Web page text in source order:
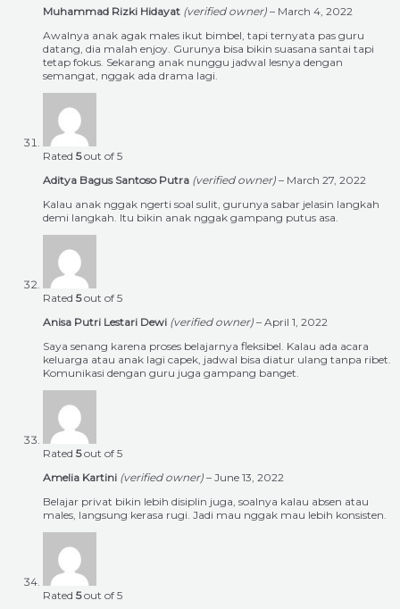
Muhammad Rizki Hidayat (verified owner) – March 4, 2022
Awalnya anak agak males ikut bimbel, tapi ternyata pas guru
datang, dia malah enjoy. Gurunya bisa bikin suasana santai tapi
tetap fokus. Sekarang anak nunggu jadwal lesnya dengan
semangat, nggak ada drama lagi.
Rated 5out of 5
Aditya Bagus Santoso Putra (verified owner) – March 27, 2022
Kalau anak nggak ngerti soal sulit, gurunya sabar jelasin langkah
demi langkah. Itu bikin anak nggak gampang putus asa.
Rated 5out of 5
Anisa Putri Lestari Dewi (verified owner) – April 1, 2022
Saya senang karena proses belajarnya fleksibel. Kalau ada acara
keluarga atau anak lagi capek, jadwal bisa diatur ulang tanpa ribet.
Komunikasi dengan guru juga gampang banget.
Rated 5out of 5
Amelia Kartini (verified owner) – June 13, 2022
Belajar privat bikin lebih disiplin juga, soalnya kalau absen atau
males, langsung kerasa rugi. Jadi mau nggak mau lebih konsisten.
Rated 5out of 5